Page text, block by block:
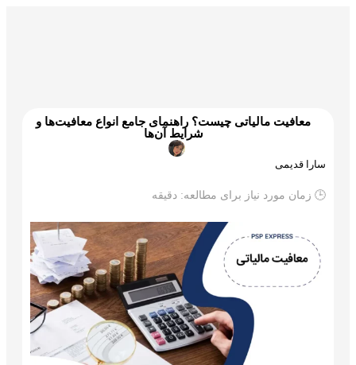
معافیت مالیاتی چیست؟ راهنمای جامع انواع معافیت‌ها و
شرایط آن‌ها
سارا قدیمی
🕒 زمان مورد نیاز برای مطالعه: دقیقه